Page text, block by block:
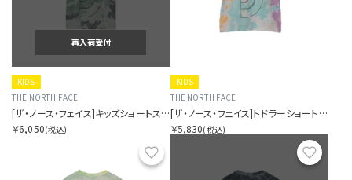
再入荷受付
KIDS
THE NORTH FACE
[ザ・ノース・フェイス]キッズショートスリーブノベルティビッグルートティー
￥6,050(税込)
KIDS
THE NORTH FACE
[ザ・ノース・フェイス]トドラーショートスリーブノベルティビッグルートティー
￥5,830(税込)
お気に入り